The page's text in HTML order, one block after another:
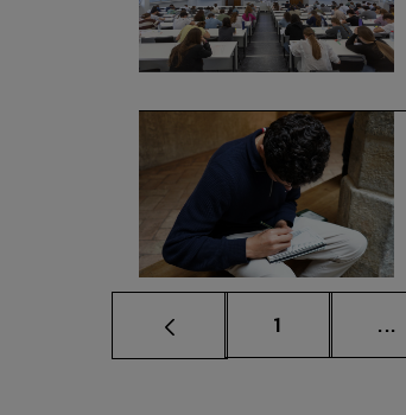
Página
1 ...